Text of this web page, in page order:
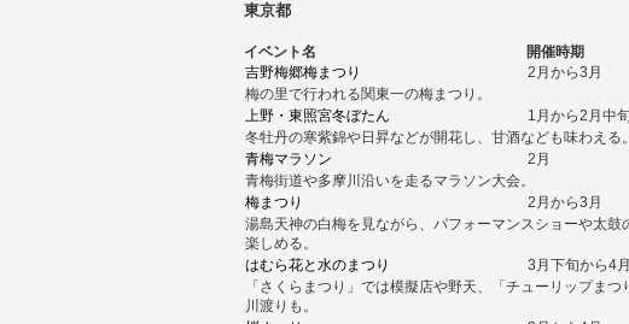
東京都
イベント名 開催時期
吉野梅郷梅まつり
2月から3月
梅の里で行われる関東一の梅まつり。
上野・東照宮冬ぼたん
1月から2月中旬
冬牡丹の寒紫錦や日昇などが開花し、甘酒なども味わえる。
青梅マラソン
2月
青梅街道や多摩川沿いを走るマラソン大会。
梅まつり
2月から3月
湯島天神の白梅を見ながら、パフォーマンスショーや太
楽しめる。
はむら花と水のまつり
3月下旬から4
「さくらまつり」では模擬店や野天、「チューリップま
川渡りも。